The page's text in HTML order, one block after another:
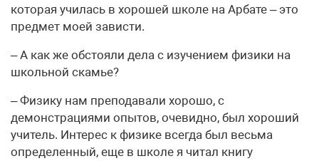
которая училась в хорошей школе на Арбате – это
предмет моей зависти.
– А как же обстояли дела с изучением физики на
школьной скамье?
– Физику нам преподавали хорошо, с
демонстрациями опытов, очевидно, был хороший
учитель. Интерес к физике всегда был весьма
определенный, еще в школе я читал книгу